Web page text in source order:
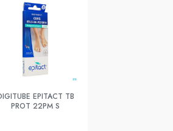
EPITACT TB
PROT 22PM S